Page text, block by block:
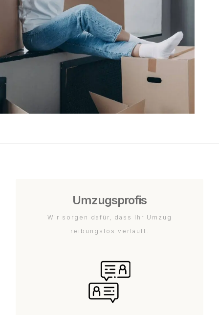
Umzugsprofis
Wir sorgen dafür, dass Ihr Umzug
reibungslos verläuft.